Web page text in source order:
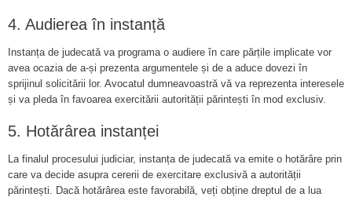
4. Audierea în instanță
Instanța de judecată va programa o audiere în care părțile implicate vor
avea ocazia de a-și prezenta argumentele și de a aduce dovezi în
sprijinul solicitării lor. Avocatul dumneavoastră vă va reprezenta interesele
și va pleda în favoarea exercitării autorității părintești în mod exclusiv.
5. Hotărârea instanței
La finalul procesului judiciar, instanța de judecată va emite o hotărâre prin
care va decide asupra cererii de exercitare exclusivă a autorității
părintești. Dacă hotărârea este favorabilă, veți obține dreptul de a lua